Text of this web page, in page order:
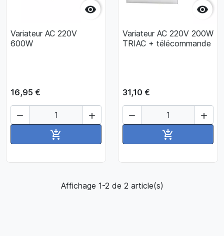

Variateur AC 220V
600W
16,95 €
 


Variateur AC 220V 200W
TRIAC + télécommande
31,10 €
 

Affichage 1-2 de 2 article(s)